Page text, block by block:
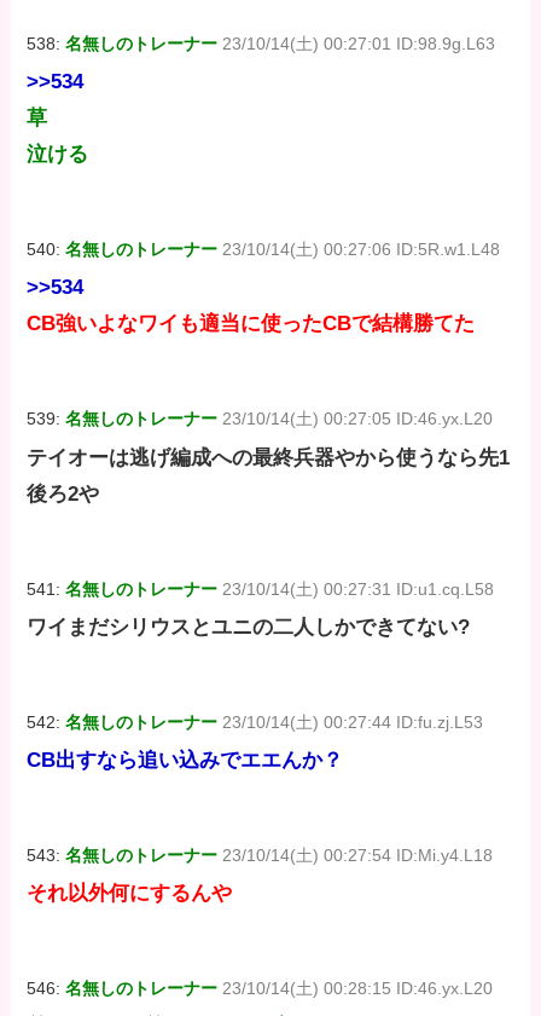
538:名無しのトレーナー 23/10/14(土) 00:27:01 ID:98.9g.L63
>>534
草
泣ける
540:名無しのトレーナー 23/10/14(土) 00:27:06 ID:5R.w1.L48
>>534
CB強いよなワイも適当に使ったCBで結構勝てた
539:名無しのトレーナー 23/10/14(土) 00:27:05 ID:46.yx.L20
テイオーは逃げ編成への最終兵器やから使うなら先1
後ろ2や
541:名無しのトレーナー 23/10/14(土) 00:27:31 ID:u1.cq.L58
ワイまだシリウスとユニの二人しかできてない?
542:名無しのトレーナー 23/10/14(土) 00:27:44 ID:fu.zj.L53
CB出すなら追い込みでエエんか？
543:名無しのトレーナー 23/10/14(土) 00:27:54 ID:Mi.y4.L18
それ以外何にするんや
546:名無しのトレーナー 23/10/14(土) 00:28:15 ID:46.yx.L20